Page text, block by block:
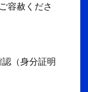
容赦くださ
（身分証明